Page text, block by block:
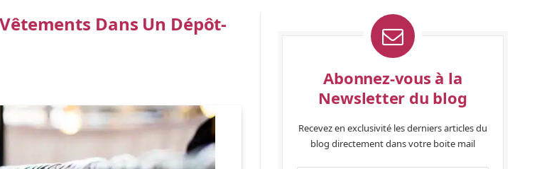
Dans Un Dépôt-
Abonnez-vous à la
Newsletter du blog
Recevez en exclusivité les derniers articles du
blog directement dans votre boite mail